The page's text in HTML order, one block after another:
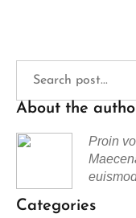
About the
Proin
Categories